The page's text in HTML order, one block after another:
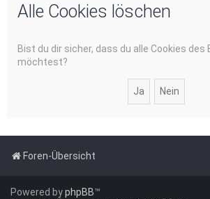
Alle Cookies löschen
Bist du dir sicher, dass du alle Cookies des
möchtest?
Foren-Übersicht
Powered byphpBB™